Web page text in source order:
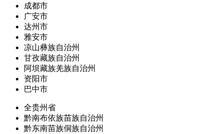
成都市
广安市
达州市
雅安市
凉山彝族自治州
甘孜藏族自治州
阿坝藏族羌族自治州
资阳市
巴中市
全贵州省
黔南布依族苗族自治州
黔东南苗族侗族自治州